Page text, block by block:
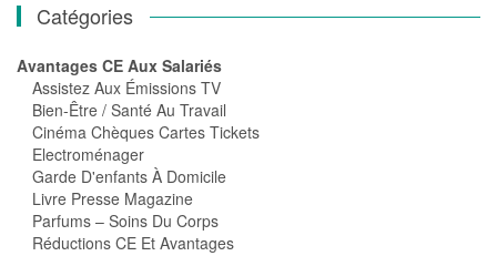
Catégories
Avantages CE Aux Salariés
Assistez Aux Émissions TV
Bien-Être / Santé Au Travail
Cinéma Chèques Cartes Tickets
Electroménager
Garde D'enfants À Domicile
Livre Presse Magazine
Parfums – Soins Du Corps
Réductions CE Et Avantages